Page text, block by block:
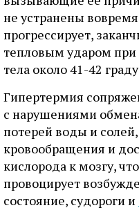
не устранены
прогрессирует,
тепловым ударом при
тела около 41-42
Гипертермия
с нарушениями
потерей воды и
кровообращения и
кислорода к мозгу, что
провоцирует
состояние, судороги и